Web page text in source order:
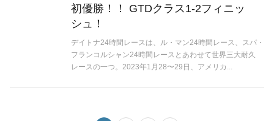
初優勝！！ GTDクラス1-2フィニッ
シュ！
デイトナ24時間レースは、ル・マン24時間レース、スパ・
フランコルシャン24時間レースとあわせて世界三大耐久
レースの一つ。2023年1月28〜29日、アメリカ...